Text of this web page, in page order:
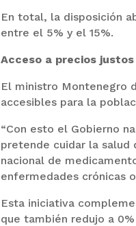
En total, la disposición
entre el 5% y el 15%.
Acceso a precios justos
El ministro Montenegro
accesibles para la
“Con esto el Gobierno
pretende cuidar la
nacional de
enfermedades crónicas
Esta iniciativa
que también redujo a